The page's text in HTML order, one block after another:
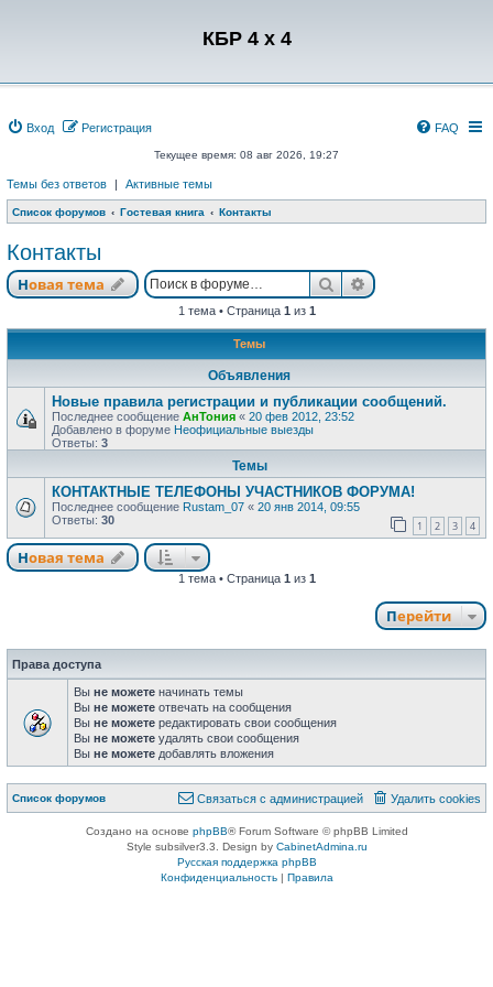
КБР 4 x 4
Вход Регистрация FAQ
Текущее время: 08 авг 2026, 19:27
Темы без ответов | Активные темы
Список форумов Гостевая книга Контакты
Контакты
Новая тема
Новаятема ПоискРасширенный
1 тема • Страница 1 из 1
Темы
Объявления
Новые правила регистрации и публикации сообщений.
Последнее сообщение АнТония « 20 фев 2012, 23:52
Добавлено в форуме Неофициальные выезды
Ответы: 3
Темы
КОНТАКТНЫЕ ТЕЛЕФОНЫ УЧАСТНИКОВ ФОРУМА!
Последнее сообщение Rustam_07 « 20 янв 2014, 09:55
Ответы: 30 1 2 3 4
Новая тема
Новаятема
1 тема • Страница 1 из 1
Перейти
Права доступа
Вы не можете начинать темы
Вы не можете отвечать на сообщения
Вы не можете редактировать свои сообщения
Вы не можете удалять свои сообщения
Вы не можете добавлять вложения
Список форумов Удалить cookies
Связаться с
Связаться с администрацией
Создано на основе phpBB® Forum Software © phpBB Limited
Style subsilver3.3. Design by CabinetAdmina.ru
Русская поддержка phpBB
Конфиденциальность| Правила